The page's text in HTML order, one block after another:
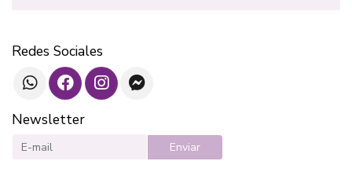
Redes Sociales
Newsletter
Enviar